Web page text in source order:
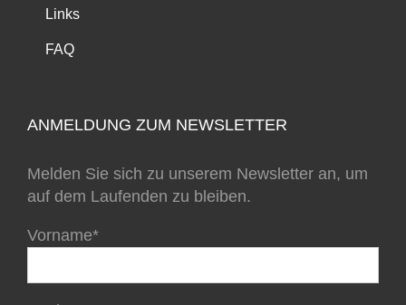
Links
FAQ
ANMELDUNG ZUM NEWSLETTER
Melden Sie sich zu unserem Newsletter an, um
auf dem Laufenden zu bleiben.
Vorname*